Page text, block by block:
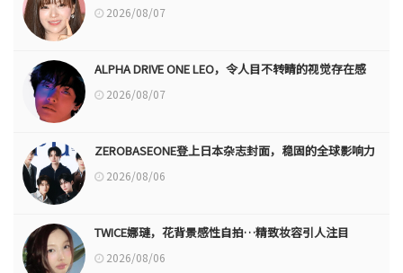
2026/08/07
ALPHA DRIVE ONE LEO，令人目不转睛的视觉存在感
2026/08/07
ZEROBASEONE登上日本杂志封面，稳固的全球影响力
2026/08/06
TWICE娜璉，花背景感性自拍…精致妆容引人注目
2026/08/06